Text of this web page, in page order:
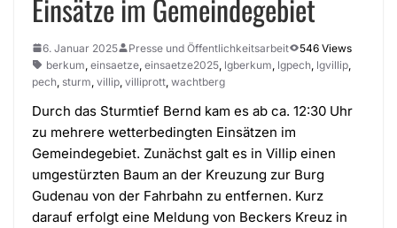
Einsätze im Gemeindegebiet
6. Januar 2025 Presse und Öffentlichkeitsarbeit
546 Views
berkum einsaetze einsaetze2025 lgberkum lgpech lgvillip
pech sturm villip villiprott wachtberg
Durch das Sturmtief Bernd kam es ab ca. 12:30 Uhr
zu mehrere wetterbedingten Einsätzen im
Gemeindegebiet. Zunächst galt es in Villip einen
umgestürzten Baum an der Kreuzung zur Burg
Gudenau von der Fahrbahn zu entfernen. Kurz
darauf erfolgt eine Meldung von Beckers Kreuz in